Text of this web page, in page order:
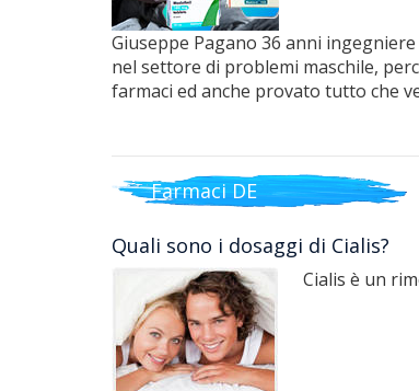
Giuseppe Pagano 36 anni
nel settore di problemi maschile,
farmaci ed anche provato tutto che
Farmaci DE
Quali sono i dosaggi di Cialis?
Cialis è un